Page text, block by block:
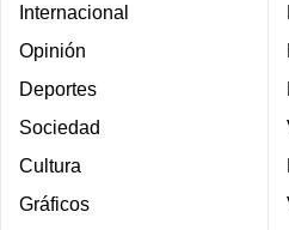
Internacional
Opinión
Deportes
Sociedad
Cultura
Gráficos